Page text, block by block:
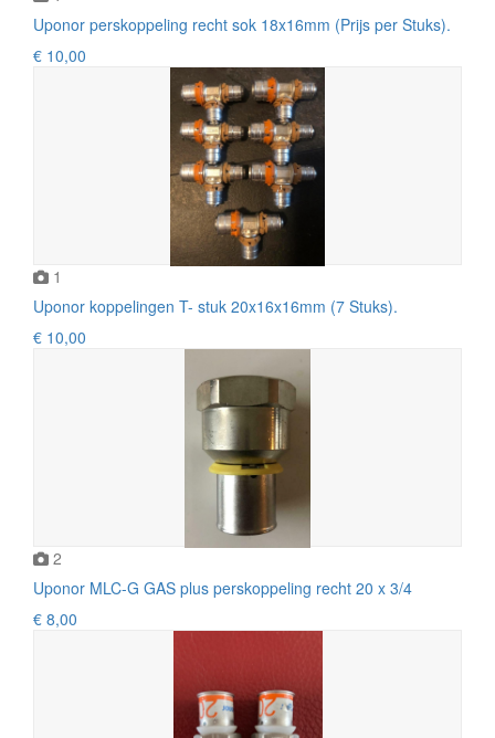
Uponor perskoppeling recht sok 18x16mm (Prijs per Stuks).
€ 10,00
1
Uponor koppelingen T- stuk 20x16x16mm (7 Stuks).
€ 10,00
2
Uponor MLC-G GAS plus perskoppeling recht 20 x 3/4
€ 8,00